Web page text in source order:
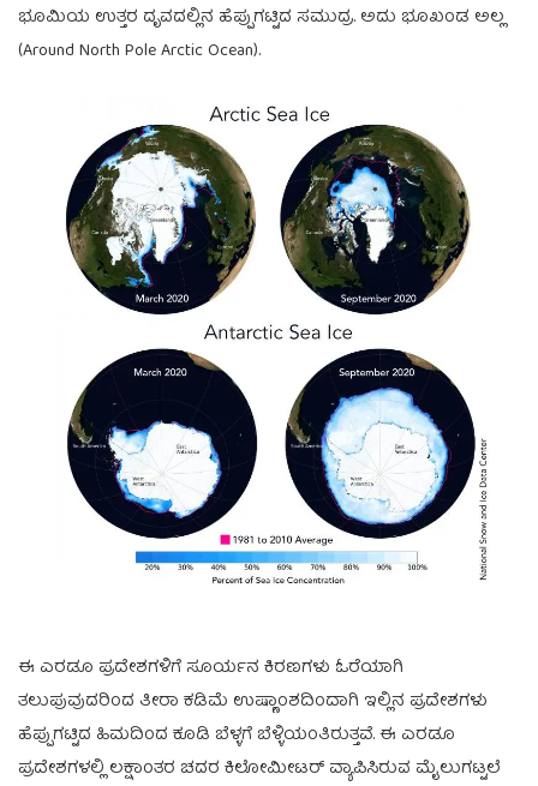
ಭೂಮಿಯ ಉತ್ತರ ದೃವದಲ್ಲಿನ ಹೆಪ್ಪುಗಟ್ಟಿದ ಸಮುದ್ರ. ಅದು ಭೂಖಂಡ ಅಲ್ಲ
(Around North Pole Arctic Ocean).
ಈ ಎರಡೂ ಪ್ರದೇಶಗಳಿಗೆ ಸೂರ್ಯನ ಕಿರಣಗಳು ಓರೆಯಾಗಿ
ತಲುಪುವುದರಿಂದ ತೀರಾ ಕಡಿಮೆ ಉಷ್ಣಾಂಶದಿಂದಾಗಿ ಇಲ್ಲಿನ ಪ್ರದೇಶಗಳು
ಹೆಪ್ಪುಗಟ್ಟಿದ ಹಿಮದಿಂದ ಕೂಡಿ ಬೆಳ್ಳಗೆ ಬೆಳ್ಳಿಯಂತಿರುತ್ತವೆ. ಈ ಎರಡೂ
ಪ್ರದೇಶಗಳಲ್ಲಿ ಲಕ್ಷಾಂತರ ಚದರ ಕಿಲೋಮೀಟರ್ ವ್ಯಾಪಿಸಿರುವ ಮೈಲುಗಟ್ಟಲೆ